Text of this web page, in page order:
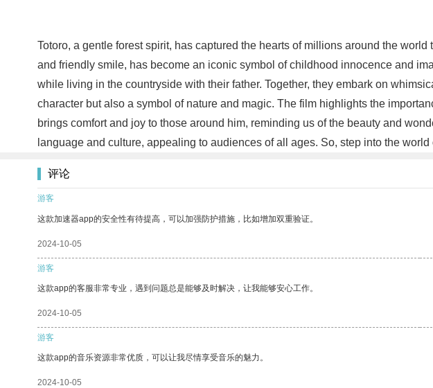
Totoro, a gentle forest spirit, has captured the hearts of millions around the
and friendly smile, has become an iconic symbol of childhood innocence and
while living in the countryside with their father. Together, they embark on
character but also a symbol of nature and magic. The film highlights the
brings comfort and joy to those around him, reminding us of the beauty and
language and culture, appealing to audiences of all ages. So, step into the
评论
游客
这款加速器app的安全性有待提高，可以加强防护措施，比如增加双重验证。
2024-10-05
游客
这款app的客服非常专业，遇到问题总是能够及时解决，让我能够安心工作。
2024-10-05
游客
这款app的音乐资源非常优质，可以让我尽情享受音乐的魅力。
2024-10-05